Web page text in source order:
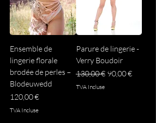
Ensemble de
lingerie florale
brodée de perles –
Blodeuwedd
Prix
120,00 €
TVA Incluse
Parure de lingerie -
Verry Boudoir
Prix original
130,00 € Prix
90,00 €
TVA Incluse